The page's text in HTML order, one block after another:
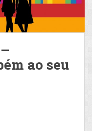
ao seu